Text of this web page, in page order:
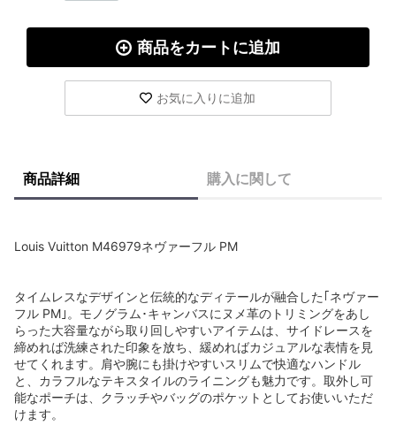
商品をカートに追加
お気に入りに追加
商品詳細 購入に関して
Louis Vuitton M46979ネヴァーフル PM
タイムレスなデザインと伝統的なディテールが融合した｢ネヴァー
フル PM｣。モノグラム･キャンバスにヌメ革のトリミングをあし
らった大容量ながら取り回しやすいアイテムは、サイドレースを
締めれば洗練された印象を放ち、緩めればカジュアルな表情を見
せてくれます。肩や腕にも掛けやすいスリムで快適なハンドル
と、カラフルなテキスタイルのライニングも魅力です。取外し可
能なポーチは、クラッチやバッグのポケットとしてお使いいただ
けます。